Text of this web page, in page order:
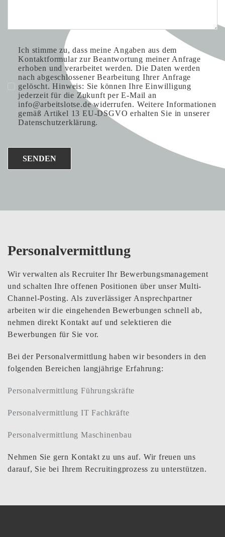
Ich stimme zu, dass meine Angaben aus dem
Kontaktformular zur Beantwortung meiner Anfrage
erhoben und verarbeitet werden. Die Daten werden
nach abgeschlossener Bearbeitung Ihrer Anfrage
gelöscht. Hinweis: Sie können Ihre Einwilligung
jederzeit für die Zukunft per E-Mail an
info@arbeitslotse.de widerrufen. Weitere Informationen
gemäß Artikel 13 EU-DSGVO erhalten Sie in unserer
Datenschutzerklärung.
SENDEN
Personalvermittlung
Wir verwalten als Recruiter Ihr Bewerbungsmanagement
und schalten Ihre offenen Positionen über unser Multi-
Channel-Posting. Als zuverlässiger Ansprechpartner
arbeiten wir die eingehenden Bewerbungen schnell ab,
nehmen direkt Kontakt auf und selektieren die
Bewerbungen für Sie vor.
Bei der Personalvermittlung haben wir besonders in den
folgenden Bereichen langjährige Erfahrung:
Personalvermittlung Führungskräfte
Personalvermittlung IT Fachkräfte
Personalvermittlung Maschinenbau
Nehmen Sie gern Kontakt zu uns auf. Wir freuen uns
darauf, Sie bei Ihrem Recruitingprozess zu unterstützen.